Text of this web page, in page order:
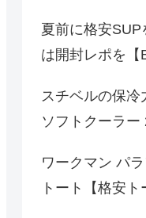
夏前に格安
は開封レポを【
スチベルの保
ソフトクーラー
ワークマン パ
トート【格安ト